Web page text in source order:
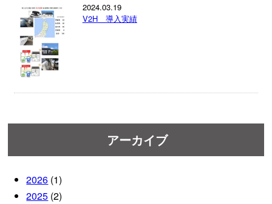
2024.03.19
V2H 導入実績
アーカイブ
2026 (1)
2025 (2)